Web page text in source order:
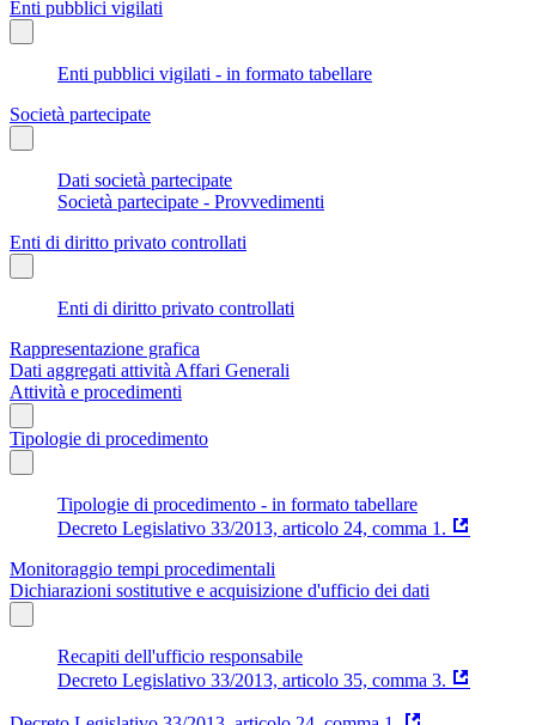
Enti pubblici vigilati
Enti pubblici vigilati - in formato tabellare
Società partecipate
Dati società partecipate
Società partecipate - Provvedimenti
Enti di diritto privato controllati
Enti di diritto privato controllati
Rappresentazione grafica
Dati aggregati attività Affari Generali
Attività e procedimenti
Tipologie di procedimento
Tipologie di procedimento - in formato tabellare
Decreto Legislativo 33/2013, articolo 24, comma 1.
Monitoraggio tempi procedimentali
Dichiarazioni sostitutive e acquisizione d'ufficio dei dati
Recapiti dell'ufficio responsabile
Decreto Legislativo 33/2013, articolo 35, comma 3.